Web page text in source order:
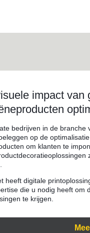
impact van
bedrijven in de branche
op de
om klanten te
heeft digitale
die u nodig heeft om
te krijgen.